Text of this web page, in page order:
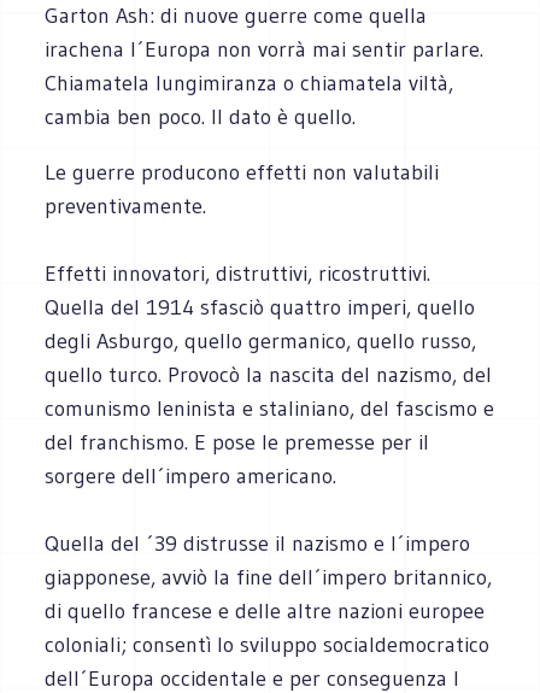
Garton Ash: di nuove guerre come quella
irachena l´Europa non vorrà mai sentir parlare.
Chiamatela lungimiranza o chiamatela viltà,
cambia ben poco. Il dato è quello.
Le guerre producono effetti non valutabili
preventivamente.
Effetti innovatori, distruttivi, ricostruttivi.
Quella del 1914 sfasciò quattro imperi, quello
degli Asburgo, quello germanico, quello russo,
quello turco. Provocò la nascita del nazismo, del
comunismo leninista e staliniano, del fascismo e
del franchismo. E pose le premesse per il
sorgere dell´impero americano.
Quella del ´39 distrusse il nazismo e l´impero
giapponese, avviò la fine dell´impero britannico,
di quello francese e delle altre nazioni europee
coloniali; consentì lo sviluppo socialdemocratico
dell´Europa occidentale e per conseguenza l